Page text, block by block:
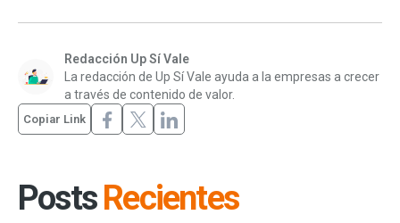
Redacción Up Sí Vale
La redacción de Up Sí Vale ayuda a la empresas a crecer
a través de contenido de valor.
Copiar Link
PostsRecientes